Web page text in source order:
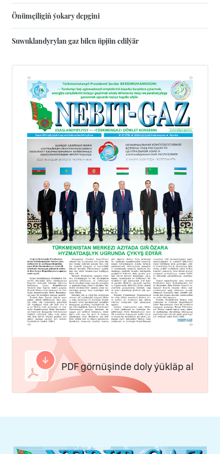
Önümçiligiň ýokary depgini
Suwuklandyrylan gaz bilen üpjün edilýär
PDF görnüşinde doly ýükläp al